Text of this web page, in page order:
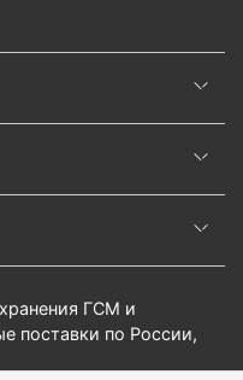
ГСМ и
поставки по России,